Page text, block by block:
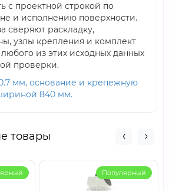
с проектной строкой по
и исполнению поверхности.
сверяют раскладку,
узлы крепления и комплект
из этих исходных данных
проверки.
мм, основание и крепежную
840 мм.
товары
Популярный